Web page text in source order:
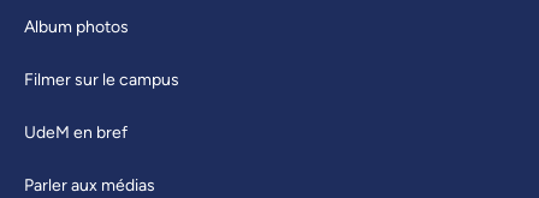
Album photos
Filmer sur le campus
UdeM en bref
Parler aux médias